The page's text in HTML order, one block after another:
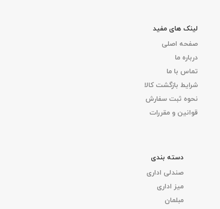
لینک های مفید
صفحه اصلی
درباره ما
تماس با ما
شرایط بازگشت کالا
نحوه ثبت سفارش
قوانین و مقررات
دسته بندی
صندلی اداری
میز اداری
مبلمان